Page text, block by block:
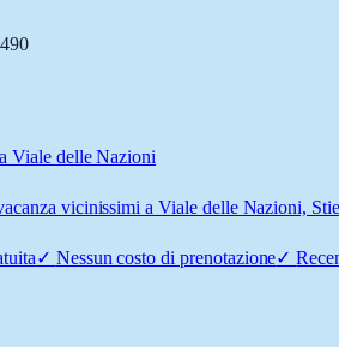
Viale delle Nazioni
vicinissimi a Viale delle Nazioni,
✓ Nessun costo di prenotazione✓